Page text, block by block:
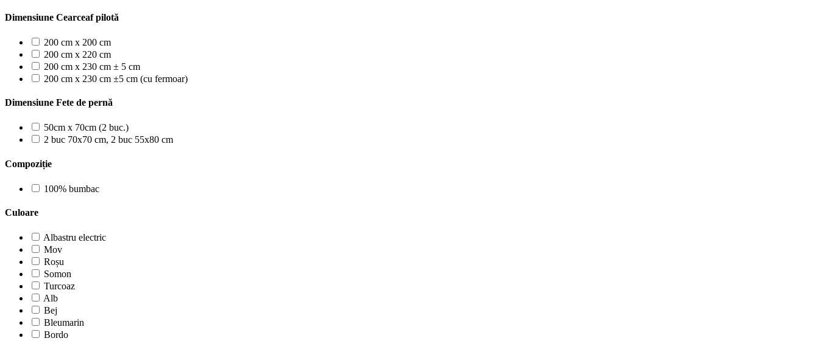
Dimensiune Cearceaf pilotă
200 cm x 200 cm
200 cm x 220 cm
200 cm x 230 cm ± 5 cm
200 cm x 230 cm ±5 cm (cu fermoar)
Dimensiune Fete de pernă
50cm x 70cm (2 buc.)
2 buc 70x70 cm, 2 buc 55x80 cm
Compoziție
100% bumbac
Culoare
Albastru electric
Mov
Roșu
Somon
Turcoaz
Alb
Bej
Bleumarin
Bordo